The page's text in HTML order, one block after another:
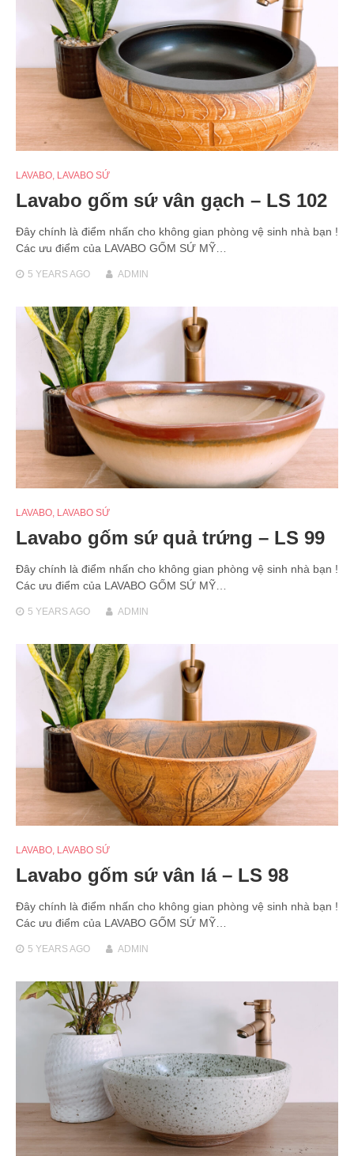
LAVABO LAVABO SỨ
Lavabo gốm sứ vân gạch – LS 102
Đây chính là điểm nhấn cho không gian phòng vệ sinh nhà bạn !
Các ưu điểm của LAVABO GỐM SỨ MỸ…
5 YEARSAGO ADMIN
LAVABO LAVABO SỨ
Lavabo gốm sứ quả trứng – LS 99
Đây chính là điểm nhấn cho không gian phòng vệ sinh nhà bạn !
Các ưu điểm của LAVABO GỐM SỨ MỸ…
5 YEARSAGO ADMIN
LAVABO LAVABO SỨ
Lavabo gốm sứ vân lá – LS 98
Đây chính là điểm nhấn cho không gian phòng vệ sinh nhà bạn !
Các ưu điểm của LAVABO GỐM SỨ MỸ…
5 YEARSAGO ADMIN